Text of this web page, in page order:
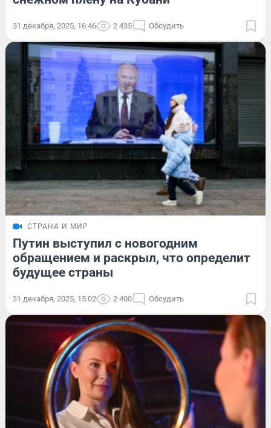
31 декабря, 2025, 16:46 2 435 Обсудить
СТРАНА И МИР
Путин выступил с новогодним
обращением и раскрыл, что определит
будущее страны
31 декабря, 2025, 15:02 2 400 Обсудить